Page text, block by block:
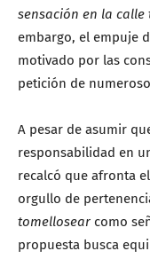
sensación en la
embargo, el empuje
motivado por las
petición de
A pesar de asumir
responsabilidad en
recalcó que afronta
orgullo de
tomellosear como
propuesta busca